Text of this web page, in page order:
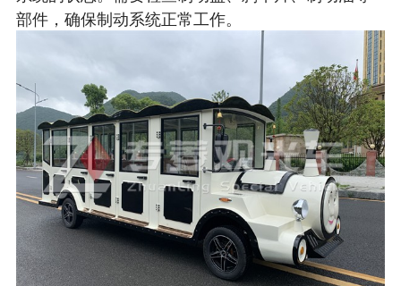
部件，确保制动系统正常工作。